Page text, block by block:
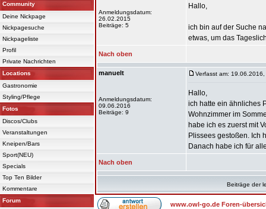
Community
Deine Nickpage
Nickpagesuche
Nickpageliste
Profil
Private Nachrichten
Locations
Gastronomie
Styling/Pflege
Fotos
Discos/Clubs
Veranstaltungen
Kneipen/Bars
Sport(NEU)
Specials
Top Ten Bilder
Kommentare
Forum
Anmeldungsdatum:
26.02.2015
Beiträge: 5
Hallo,
ich bin auf der Suche
etwas, um das
Nach oben
manuelt
Anmeldungsdatum:
09.06.2016
Beiträge: 9
Verfasst am:
Hallo,
ich hatte ein ähnliches
Wohnzimmer im
habe ich es zuerst mit
Plissees gestoßen. Ich
Danach habe ich für
Nach oben
Beiträge der
www.owl-go.de Foren-